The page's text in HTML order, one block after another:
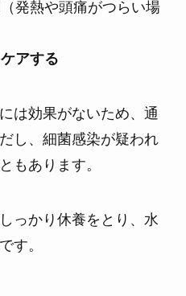
（発熱や頭痛がつらい場
アする
は効果がないため、通
し、細菌感染が疑われ
もあります。
っかり休養をとり、水
す。